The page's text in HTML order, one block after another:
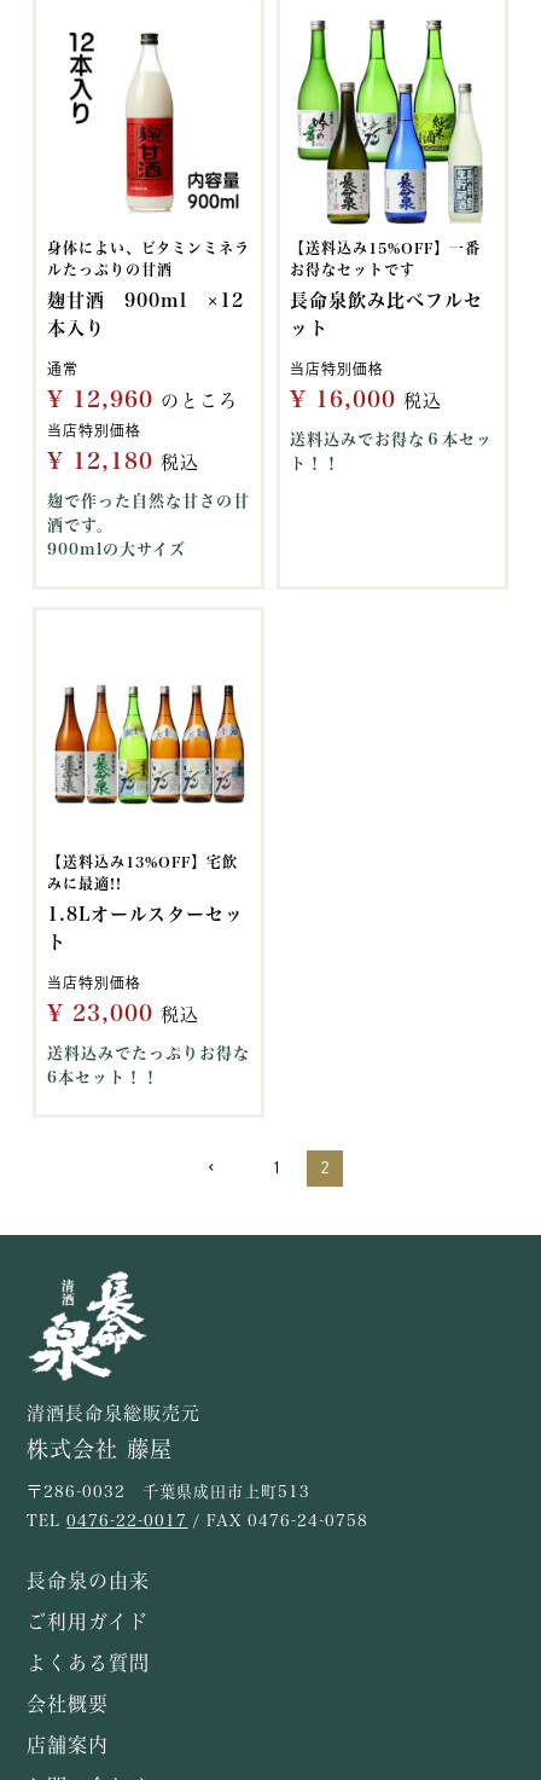
1 2
身体によい、ビタミンミネラ
ルたっぷりの甘酒
麹甘酒 900ml ×12
本入り
通常
¥ 12,960 のところ
当店特別価格
¥ 12,180 税込
麹で作った自然な甘さの甘
酒です。
900mlの大サイズ
【送料込み15%OFF】一番
お得なセットです
長命泉飲み比べフルセ
ット
当店特別価格
¥ 16,000 税込
送料込みでお得な６本セッ
ト！！
【送料込み13%OFF】宅飲
みに最適!!
1.8Lオールスターセッ
ト
当店特別価格
¥ 23,000 税込
送料込みでたっぷりお得な
6本セット！！
清酒長命泉総販売元
株式会社 藤屋
〒286-0032 千葉県成田市上町513
TEL0476-22-0017 / FAX 0476-24-0758
長命泉の由来
ご利用ガイド
よくある質問
会社概要
店舗案内